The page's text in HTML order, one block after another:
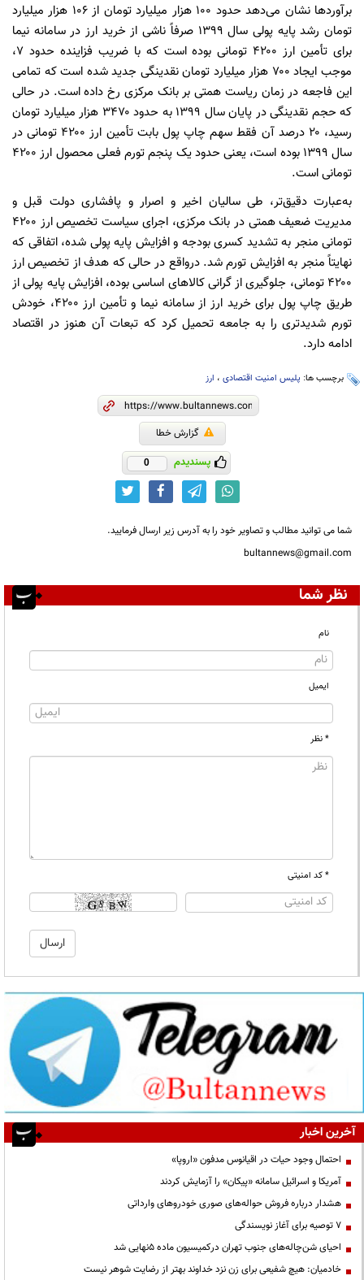
برآوردها نشان می‌دهد حدود ۱۰۰ هزار میلیارد تومان از ۱۰۶ هزار میلیارد
تومان رشد پایه پولی سال ۱۳۹۹ صرفاً ناشی از خرید ارز در سامانه نیما
برای تأمین ارز ۴۲۰۰ تومانی بوده است که با ضریب فزاینده حدود ۷،
موجب ایجاد ۷۰۰ هزار میلیارد تومان نقدینگی جدید شده است که تمامی
این فاجعه در زمان ریاست همتی بر بانک مرکزی رخ داده است. در حالی
که حجم نقدینگی در پایان سال ۱۳۹۹ به حدود ۳۴۷۰ هزار میلیارد تومان
رسید، ۲۰ درصد آن فقط سهم چاپ پول بابت تأمین ارز ۴۲۰۰ تومانی در
سال ۱۳۹۹ بوده است، یعنی حدود یک پنجم تورم فعلی محصول ارز ۴۲۰۰
تومانی است.
به‌عبارت دقیق‌تر، طی سالیان اخیر و اصرار و پافشاری دولت قبل و
مدیریت ضعیف همتی در بانک مرکزی، اجرای سیاست تخصیص ارز ۴۲۰۰
تومانی منجر به تشدید کسری بودجه و افزایش پایه پولی شده، اتفاقی که
نهایتاً منجر به افزایش تورم شد. درواقع در حالی که هدف از تخصیص ارز
۴۲۰۰ تومانی، جلوگیری از گرانی کالاهای اساسی بوده، افزایش پایه پولی از
طریق چاپ پول برای خرید ارز از سامانه نیما و تأمین ارز ۴۲۰۰، خودش
تورم شدیدتری را به جامعه تحمیل کرد که تبعات آن هنوز در اقتصاد
ادامه دارد.
برچسب ها: پلیس امنیت اقتصادی ، ارز
گزارش خطا
پسندیدم 0
شما می توانید مطالب و تصاویر خود را به آدرس زیر ارسال فرمایید.
bultannews@gmail.com
نظر شما
نام
ایمیل
* نظر
* کد امنیتی
آخرین اخبار
احتمال وجود حیات در اقیانوس مدفون «اروپا»
آمریکا و اسرائیل سامانه «پیکان» را آزمایش کردند
هشدار درباره فروش حواله‌های صوری خودروهای وارداتی
۷ توصیه برای آغاز نویسندگی
احیای شن‌چاله‌های جنوب تهران درکمیسیون ماده ۵نهایی شد
خادمیان: هیچ شفیعی برای زن نزد خداوند بهتر از رضایت شوهر نیست